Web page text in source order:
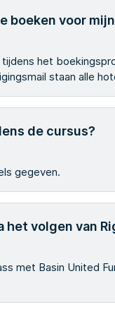
boeken voor
het
staan alle
de cursus?
gegeven.
volgen van
met Basin United